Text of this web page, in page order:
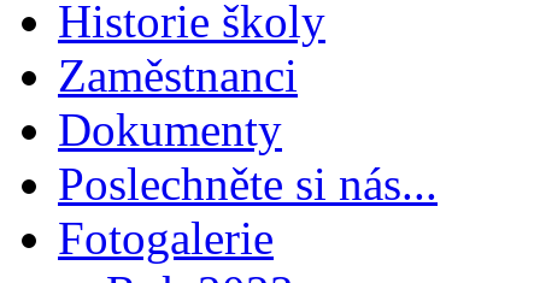
Historie školy
Zaměstnanci
Dokumenty
Poslechněte si nás...
Fotogalerie